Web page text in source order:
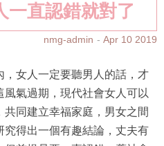
一直認錯就對了
nmg-admin Apr 10 2019
女人一定要聽男人的話，才
氣過期，現代社會女人可以
同建立幸福家庭，男女之間
得出一個有趣結論，丈夫有